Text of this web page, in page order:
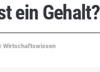
ein Gehalt?
Wirtschaftswissen